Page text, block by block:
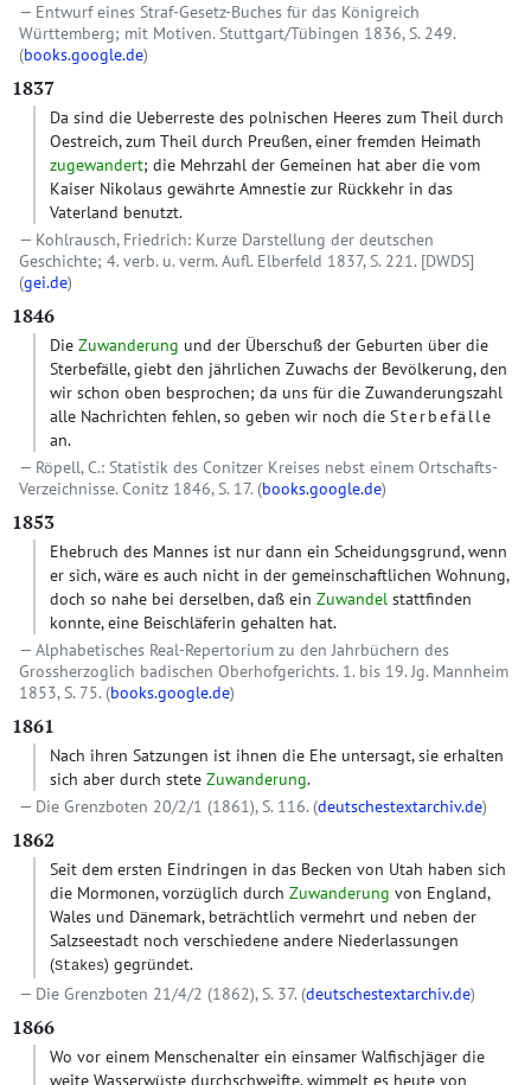
Entwurf eines Straf-Gesetz-Buches für das Königreich
Württemberg; mit Motiven. Stuttgart/Tübingen 1836, S. 249.
(books.google.de)
1837
Da sind die Ueberreste des polnischen Heeres zum Theil durch
Oestreich, zum Theil durch Preußen, einer fremden Heimath
zugewandert; die Mehrzahl der Gemeinen hat aber die vom
Kaiser Nikolaus gewährte Amnestie zur Rückkehr in das
Vaterland benutzt.
Kohlrausch, Friedrich: Kurze Darstellung der deutschen
Geschichte; 4. verb. u. verm. Aufl. Elberfeld 1837, S. 221. [DWDS]
(gei.de)
1846
Die Zuwanderung und der Überschuß der Geburten über die
Sterbefälle, giebt den jährlichen Zuwachs der Bevölkerung, den
wir schon oben besprochen; da uns für die Zuwanderungszahl
alle Nachrichten fehlen, so geben wir noch die Sterbefälle
an.
Röpell, C.: Statistik des Conitzer Kreises nebst einem Ortschafts-
Verzeichnisse. Conitz 1846, S. 17. (books.google.de)
1853
Ehebruch des Mannes ist nur dann ein Scheidungsgrund, wenn
er sich, wäre es auch nicht in der gemeinschaftlichen Wohnung,
doch so nahe bei derselben, daß ein Zuwandel stattfinden
konnte, eine Beischläferin gehalten hat.
Alphabetisches Real-Repertorium zu den Jahrbüchern des
Grossherzoglich badischen Oberhofgerichts. 1. bis 19. Jg. Mannheim
1853, S. 75. (books.google.de)
1861
Nach ihren Satzungen ist ihnen die Ehe untersagt, sie erhalten
sich aber durch stete Zuwanderung.
Die Grenzboten 20/2/1 (1861), S. 116. (deutschestextarchiv.de)
1862
Seit dem ersten Eindringen in das Becken von Utah haben sich
die Mormonen, vorzüglich durch Zuwanderung von England,
Wales und Dänemark, beträchtlich vermehrt und neben der
Salzseestadt noch verschiedene andere Niederlassungen
(Stakes) gegründet.
Die Grenzboten 21/4/2 (1862), S. 37. (deutschestextarchiv.de)
1866
Wo vor einem Menschenalter ein einsamer Walfischjäger die
weite Wasserwüste durchschweifte, wimmelt es heute von